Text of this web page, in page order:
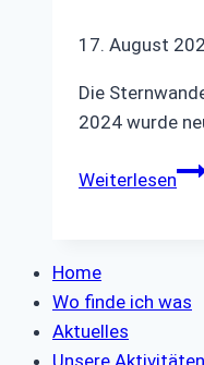
17. August
Die
2024 wurde
Weiterlesen
Home
Wo finde ich was
Aktuelles
Unsere Aktivitäten